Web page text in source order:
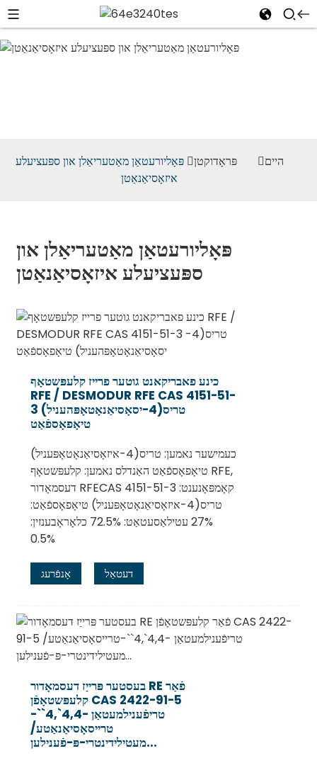
פּאָליורעטאַן
היים פּראָדוקטן
פּאָליורעטאַן מאַטעריאַלן און ספּעציעלע
איזאָסיאַנאַטן
פּאָליורעטאַן מאַטעריאַלן און
ספּעציעלע איזאָסיאַנאַטן
כינע פאבריקאנט גוטער פרייז קלעפּשטאָף
RFE / DESMODUR RFE CAS 4151-51-
3 טריס(4-יסאָסיאַנאָטאָפּהעניל)
טיאָפאָספֿאַט
כעמישער נאמען: טריס(4-איזאָסיאַנאָטאָפּעניל)
טיאָפאָספֿאַט האַנדלס נאמען: קלעפּשטאָף RFE,
דעסמאָדור RFECAS 4151-51-3 קאָמפּאָנענט:
טריס(4-איזאָסיאַנאָטאָפּעניל) טיאָפאָספֿאַט:
27% עטילאַסעטאַט: 72.5% כלאָראָבענזין:
0.5%
אָנפֿרעג דעטאַל
בעסטער פּרייַז דעסמאָדור RE פֿאַר
קלעפּשטאָפֿן CAS 2422-91-5
טריפֿענילמעטאַן -4,4`,4``-
טרייסאָסיאַנאַטע/
מעטילידינטרי-פּ-פֿענילען...